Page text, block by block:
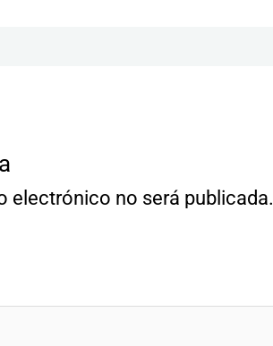
electrónico no será publicada.